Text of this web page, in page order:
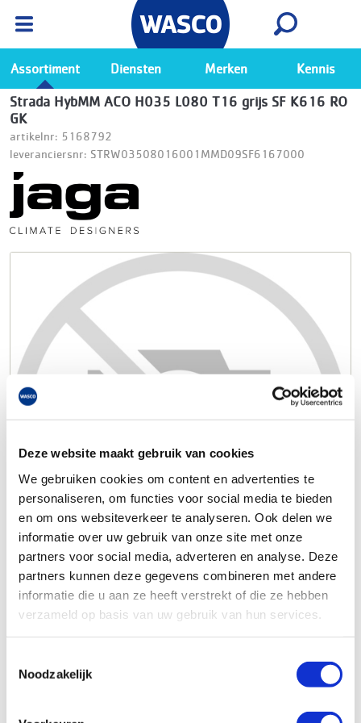
Deze website maakt gebruik van cookies
We gebruiken cookies om content en advertenties te
personaliseren, om functies voor social media te bieden
en om ons websiteverkeer te analyseren. Ook delen we
informatie over uw gebruik van onze site met onze
partners voor social media, adverteren en analyse. Deze
partners kunnen deze gegevens combineren met andere
informatie die u aan ze heeft verstrekt of die ze hebben
verzameld op basis van uw gebruik van hun services.
Noodzakelijk
Ga naar de Wasco app
Bekijk
Assortiment Diensten Merken Kennis
Strada HybMM ACO H035 L080 T16 grijs SF K616 RO
GK
artikelnr: 5168792
leveranciersnr: STRW03508016001MMD09SF6167000